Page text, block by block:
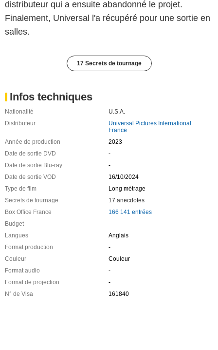
distributeur qui a ensuite abandonné le projet.
Finalement, Universal l'a récupéré pour une sortie en
salles.
17 Secrets de tournage
Infos techniques
Nationalité
U.S.A.
Distributeur
Universal Pictures International
France
Année de production
2023
Date de sortie DVD
-
Date de sortie Blu-ray
-
Date de sortie VOD
16/10/2024
Type de film
Long métrage
Secrets de tournage
17 anecdotes
Box Office France
166 141 entrées
Budget
-
Langues
Anglais
Format production
-
Couleur
Couleur
Format audio
-
Format de projection
-
N° de Visa
161840